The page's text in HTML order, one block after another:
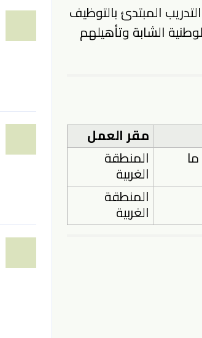
المبتدئ بالتوظيف
الشابة وتأهيلهم
مقر العمل
المنطقة
الغربية
المنطقة
الغربية